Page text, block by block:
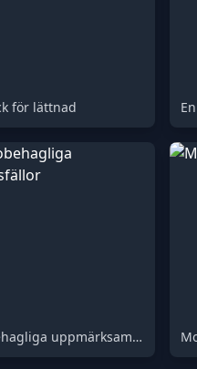
för lättnad
Skärmtid mot obehagliga uppmärksamhetsfällor